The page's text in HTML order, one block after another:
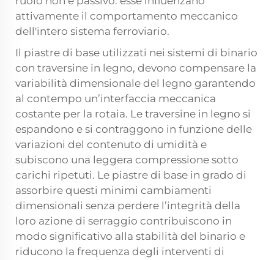
attivamente il comportamento meccanico
dell'intero sistema ferroviario.
Il piastre di base utilizzati nei sistemi di binario
con traversine in legno, devono compensare la
variabilità dimensionale del legno garantendo
al contempo un’interfaccia meccanica
costante per la rotaia. Le traversine in legno si
espandono e si contraggono in funzione delle
variazioni del contenuto di umidità e
subiscono una leggera compressione sotto
carichi ripetuti. Le piastre di base in grado di
assorbire questi minimi cambiamenti
dimensionali senza perdere l’integrità della
loro azione di serraggio contribuiscono in
modo significativo alla stabilità del binario e
riducono la frequenza degli interventi di